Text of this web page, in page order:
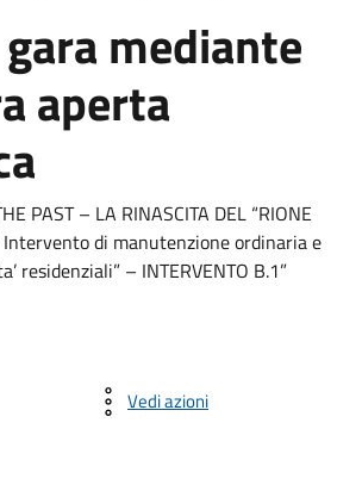
mediante
aperta
PAST – LA RINASCITA DEL “RIONE
Intervento di manutenzione ordinaria e
residenziali” – INTERVENTO B.1”
Vedi azioni